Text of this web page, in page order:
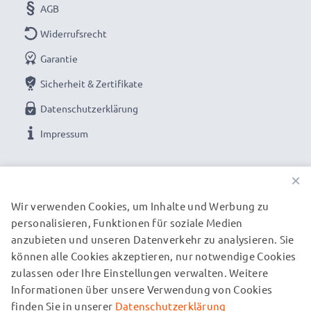
AGB
Widerrufsrecht
Garantie
Sicherheit & Zertifikate
Datenschutzerklärung
Impressum
UNSERE VERSANDPARTNER
© subtel.de 2026
Alle Preise verstehen sich inklusive Mehrwertsteuer und
zuzüglich Versandkosten. Bitte beachten Sie, dass alle
×
Wir verwenden Cookies, um Inhalte und Werbung zu
personalisieren, Funktionen für soziale Medien
anzubieten und unseren Datenverkehr zu analysieren. Sie
können alle Cookies akzeptieren, nur notwendige Cookies
zulassen oder Ihre Einstellungen verwalten. Weitere
Informationen über unsere Verwendung von Cookies
finden Sie in unserer Datenschutzerklärung